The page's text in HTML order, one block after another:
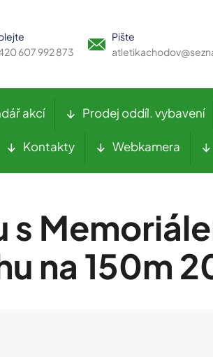
607 992 873
Pište
akcí Prodej oddíl. vybavení
Kontakty Webkamera
s
na 150m